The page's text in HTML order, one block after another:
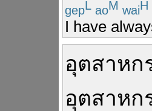
gepL aoM waiH
I have
อุตสาหก
อุตสาหก